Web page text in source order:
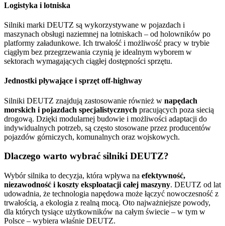
Logistyka i lotniska
Silniki marki DEUTZ są wykorzystywane w pojazdach i
maszynach obsługi naziemnej na lotniskach – od holowników po
platformy załadunkowe. Ich trwałość i możliwość pracy w trybie
ciągłym bez przegrzewania czynią je idealnym wyborem w
sektorach wymagających ciągłej dostępności sprzętu.
Jednostki pływające i sprzęt off-highway
Silniki DEUTZ znajdują zastosowanie również w napędach
morskich i pojazdach specjalistycznych pracujących poza siecią
drogową. Dzięki modularnej budowie i możliwości adaptacji do
indywidualnych potrzeb, są często stosowane przez producentów
pojazdów górniczych, komunalnych oraz wojskowych.
Dlaczego warto wybrać silniki DEUTZ?
Wybór silnika to decyzja, która wpływa na efektywność,
niezawodność i koszty eksploatacji całej maszyny. DEUTZ od lat
udowadnia, że technologia napędowa może łączyć nowoczesność z
trwałością, a ekologia z realną mocą. Oto najważniejsze powody,
dla których tysiące użytkowników na całym świecie – w tym w
Polsce – wybiera właśnie DEUTZ.